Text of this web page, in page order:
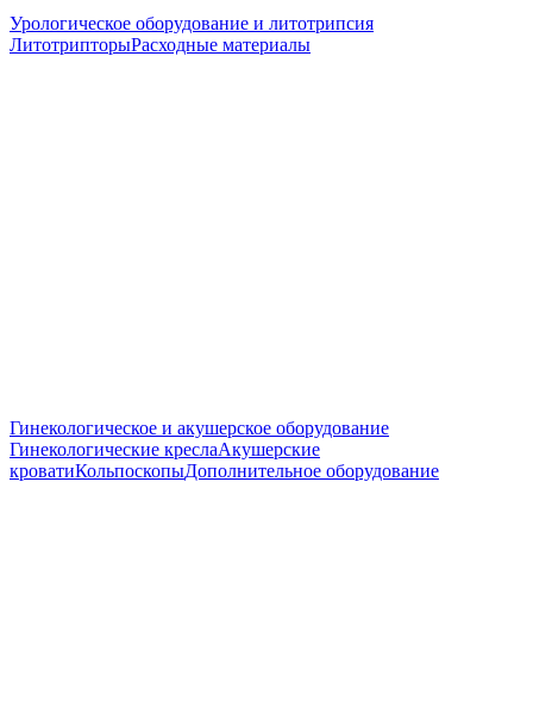
Урологическое оборудование и литотрипсия
ЛитотрипторыРасходные материалы
Гинекологическое и акушерское оборудование
Гинекологические креслаАкушерские
кроватиКольпоскопыДополнительное оборудование